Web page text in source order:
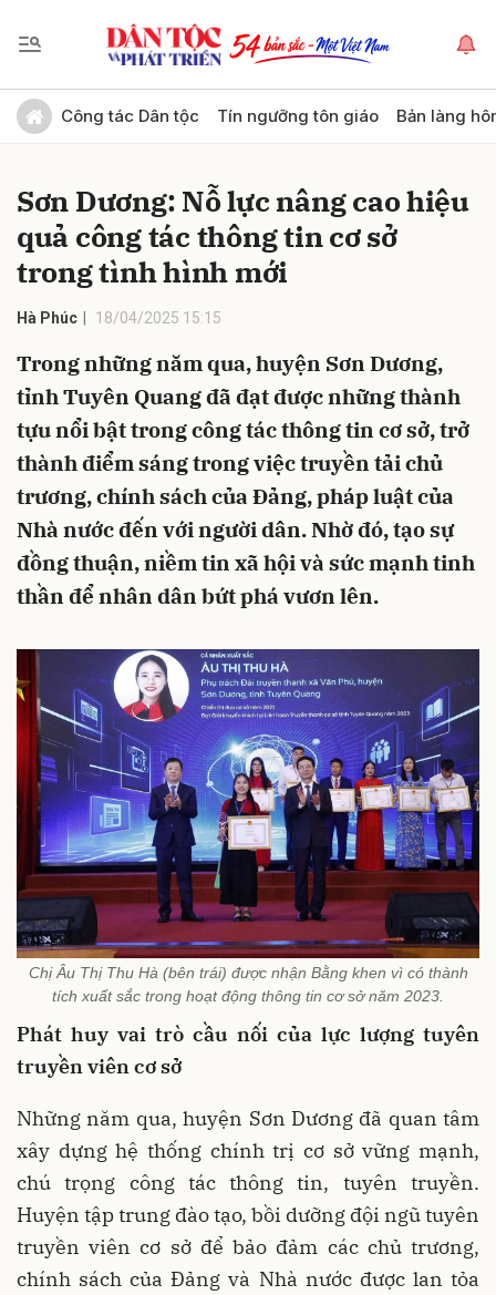
Công tác Dân tộc Tín ngưỡng tôn giáo Bản làng
Sơn Dương: Nỗ lực nâng cao hiệu
quả công tác thông tin cơ sở
trong tình hình mới
Hà Phúc 18/04/2025 15:15
Trong những năm qua, huyện Sơn Dương,
tỉnh Tuyên Quang đã đạt được những thành
tựu nổi bật trong công tác thông tin cơ sở, trở
thành điểm sáng trong việc truyền tải chủ
trương, chính sách của Đảng, pháp luật của
Nhà nước đến với người dân. Nhờ đó, tạo sự
đồng thuận, niềm tin xã hội và sức mạnh tinh
thần để nhân dân bứt phá vươn lên.
Chị Âu Thị Thu Hà (bên trái) được nhận Bằng khen vì có thành
tích xuất sắc trong hoạt động thông tin cơ sở năm 2023.
Phát huy vai trò cầu nối của lực lượng tuyên
truyền viên cơ sở
Những năm qua, huyện Sơn Dương đã quan tâm
xây dựng hệ thống chính trị cơ sở vững mạnh,
chú trọng công tác thông tin, tuyên truyền.
Huyện tập trung đào tạo, bồi dưỡng đội ngũ tuyên
truyền viên cơ sở để bảo đảm các chủ trương,
chính sách của Đảng và Nhà nước được lan tỏa
Gửi bình luận